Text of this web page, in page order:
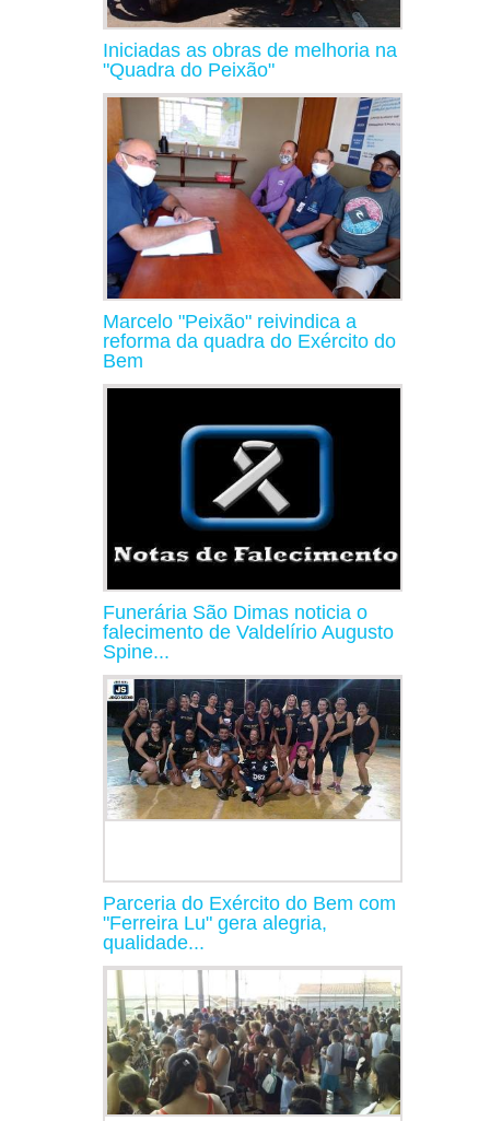
Iniciadas as obras de melhoria na
"Quadra do Peixão"
Marcelo "Peixão" reivindica a
reforma da quadra do Exército do
Bem
Funerária São Dimas noticia o
falecimento de Valdelírio Augusto
Spine...
Parceria do Exército do Bem com
"Ferreira Lu" gera alegria,
qualidade...